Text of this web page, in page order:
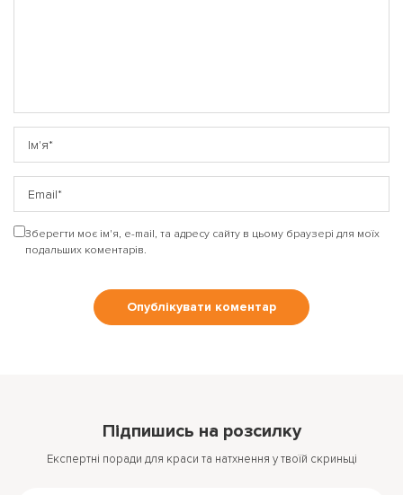
Зберегти моє ім'я, e-mail, та адресу сайту в цьому браузері для моїх
подальших коментарів.
Підпишись на розсилку
Експертні поради для краси та натхнення у твоїй скриньці